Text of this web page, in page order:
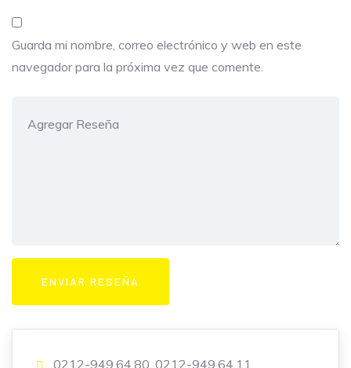
Guarda mi nombre, correo electrónico y web en este
navegador para la próxima vez que comente.
0212-949.64.80, 0212-949.64.11